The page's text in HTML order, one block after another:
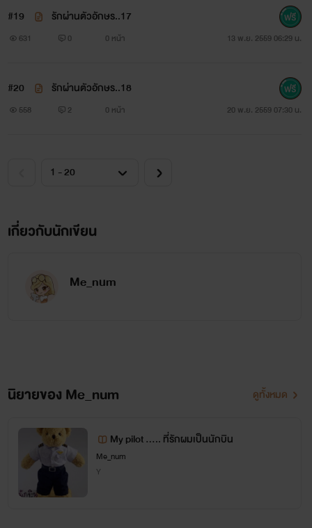
#19 รักผ่านตัวอักษร..17
631 0 0 หน้า 13 พ.ย. 2559 06:29 น.
#20 รักผ่านตัวอักษร..18
558 2 0 หน้า 20 พ.ย. 2559 07:30 น.
เกี่ยวกับนักเขียน
Me_num
นิยายของ Me_num ดูทั้งหมด
My pilot ..... ที่รักผมเป็นนักบิน
Me_num
Y